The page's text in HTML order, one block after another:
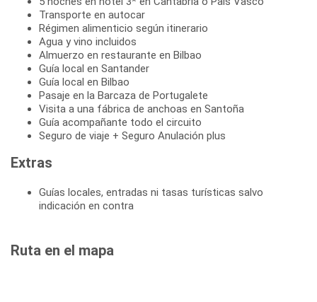
Transporte en autocar
Régimen alimenticio según itinerario
Agua y vino incluidos
Almuerzo en restaurante en Bilbao
Guía local en Santander
Guía local en Bilbao
Pasaje en la Barcaza de Portugalete
Visita a una fábrica de anchoas en Santoña
Guía acompañante todo el circuito
Seguro de viaje + Seguro Anulación plus
Extras
Guías locales, entradas ni tasas turísticas salvo
indicación en contra
Ruta en el mapa